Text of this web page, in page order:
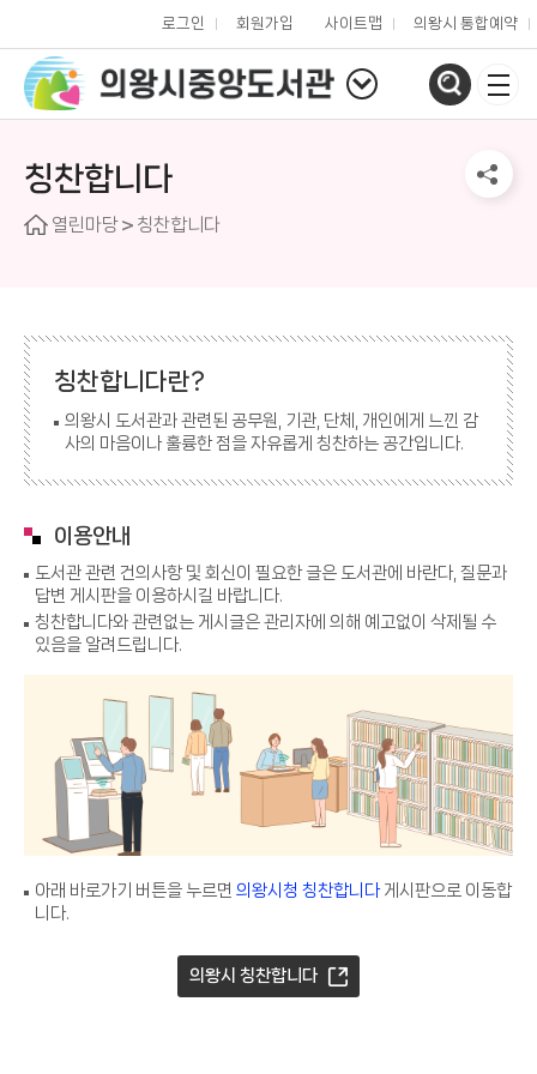
로그인 회원가입 사이트맵 의왕시 통합예약
칭찬합니다
열린마당 칭찬합니다
칭찬합니다란?
의왕시 도서관과 관련된 공무원, 기관, 단체, 개인에게 느낀 감
사의 마음이나 훌륭한 점을 자유롭게 칭찬하는 공간입니다.
이용안내
도서관 관련 건의사항 및 회신이 필요한 글은 도서관에 바란다, 질문과
답변 게시판을 이용하시길 바랍니다.
칭찬합니다와 관련없는 게시글은 관리자에 의해 예고없이 삭제될 수
있음을 알려드립니다.
아래 바로가기 버튼을 누르면 의왕시청 칭찬합니다게시판으로 이동합
니다.
의왕시 칭찬합니다